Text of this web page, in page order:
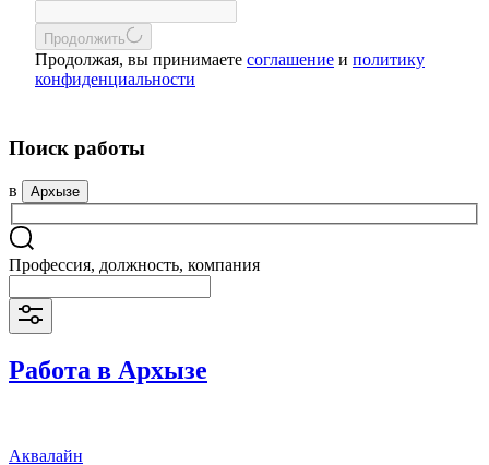
Продолжить
Продолжая, вы принимаете соглашение и политику
конфиденциальности
Поиск работы
в Архызе
Профессия, должность, компания
Работа в Архызе
Аквалайн